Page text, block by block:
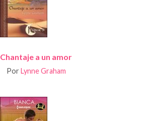
Chantaje a un amor
Por Lynne Graham